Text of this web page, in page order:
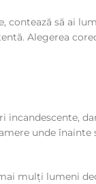
contează să ai
Alegerea
unde
mulți lumeni